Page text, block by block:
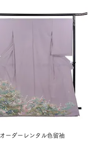
オーダーレンタル色留袖